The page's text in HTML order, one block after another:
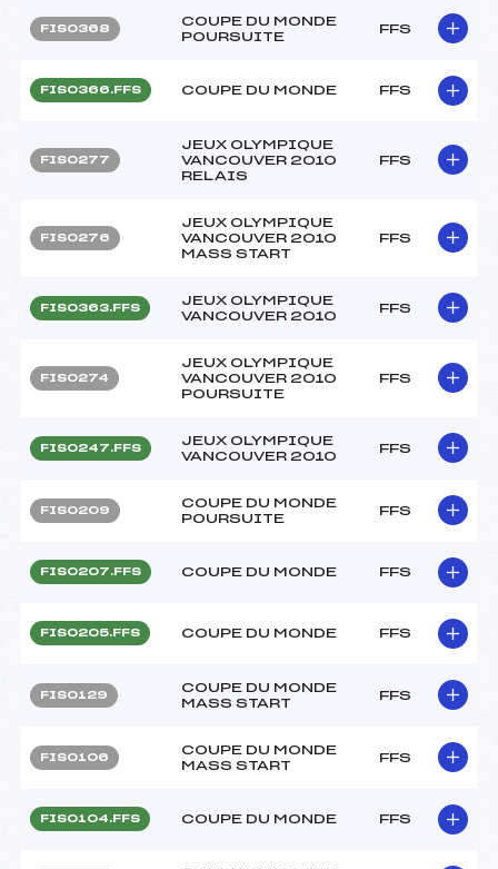
FIS0368
COUPE DU MONDE
POURSUITE
FFS
FIS0366.FFS COUPE DU MONDE FFS
FIS0277
JEUX OLYMPIQUE
VANCOUVER 2010
RELAIS
FFS
FIS0276
JEUX OLYMPIQUE
VANCOUVER 2010
MASS START
FFS
FIS0363.FFS
JEUX OLYMPIQUE
VANCOUVER 2010
FFS
FIS0274
JEUX OLYMPIQUE
VANCOUVER 2010
POURSUITE
FFS
FIS0247.FFS
JEUX OLYMPIQUE
VANCOUVER 2010
FFS
FIS0209
COUPE DU MONDE
POURSUITE
FFS
FIS0207.FFS COUPE DU MONDE FFS
FIS0205.FFS COUPE DU MONDE FFS
FIS0129
COUPE DU MONDE
MASS START
FFS
FIS0106
COUPE DU MONDE
MASS START
FFS
FIS0104.FFS COUPE DU MONDE FFS